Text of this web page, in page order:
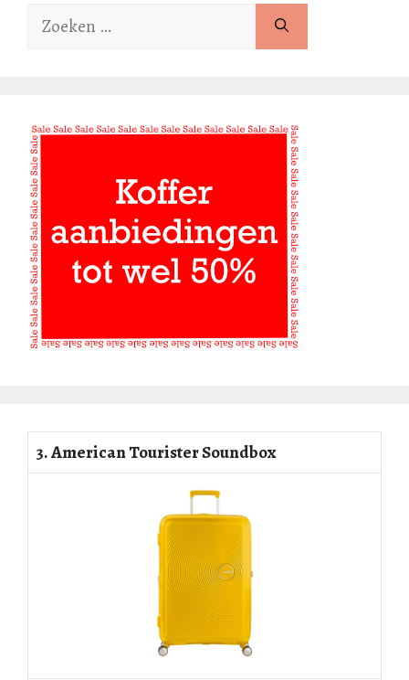
Zoek
3. American Tourister Soundbox